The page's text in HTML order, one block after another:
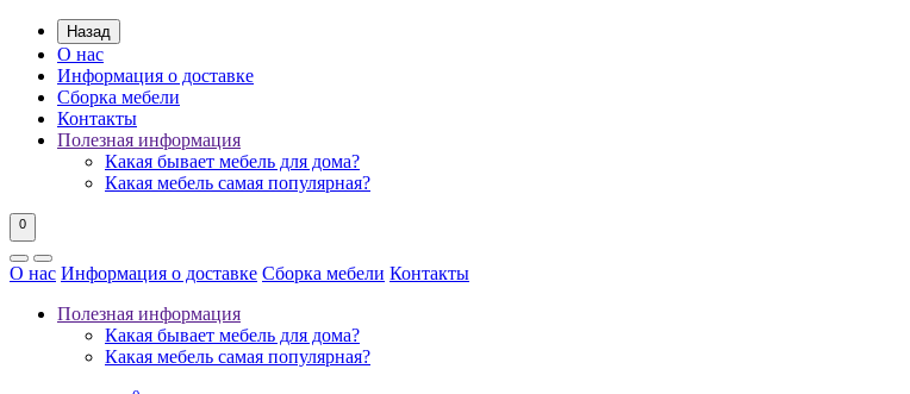
Назад
О нас
Информация о доставке
Сборка мебели
Контакты
Полезная информация
Какая бывает мебель для дома?
Какая мебель самая популярная?
0
О нас Информация о доставке Сборка мебели Контакты
Полезная информация
Какая бывает мебель для дома?
Какая мебель самая популярная?